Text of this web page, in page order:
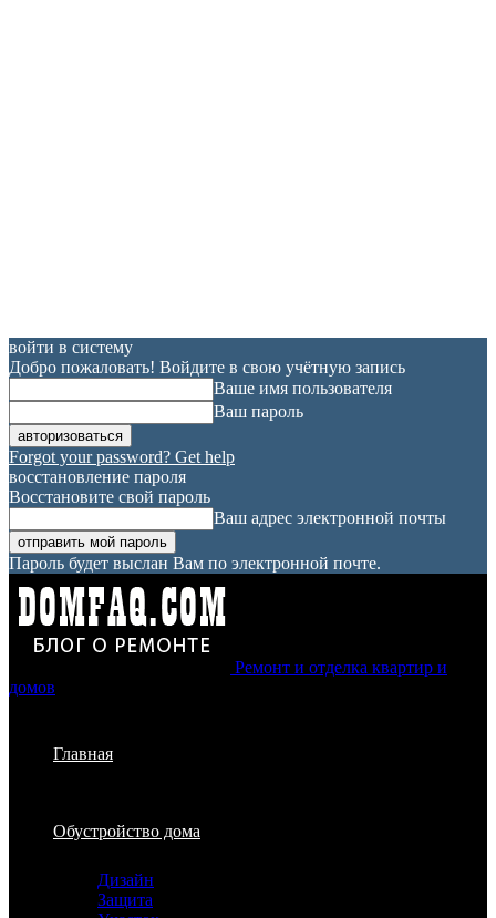
войти в систему
Добро пожаловать! Войдите в свою учётную запись
Ваше имя пользователя
Ваш пароль
Forgot your password? Get help
восстановление пароля
Восстановите свой пароль
Ваш адрес электронной почты
Пароль будет выслан Вам по электронной почте.
Ремонт и отделка квартир и
домов
Главная
Обустройство дома
Дизайн
Защита